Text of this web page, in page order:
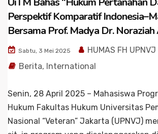
Perspektif Komparatif
Bersama Prof. Madya Dr.
Sabtu, 3 Mei 2025
HUMAS FH UPNVJ
Berita, International
Senin, 28 April 2025 – Mahasiswa
Hukum Fakultas Hukum Universitas
Nasional “Veteran” Jakarta (UPNVJ)